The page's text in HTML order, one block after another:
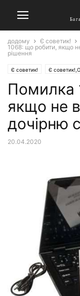
додому Є советик!
1068: що робити, якщо
рішення
Є советик! Є
Помилка
якщо не
дочірню
20.04.2020